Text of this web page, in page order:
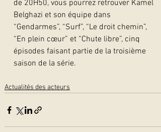
de 20H50, vous pourrez retrouver Kamel
Belghazi et son équipe dans
“Gendarmes”, “Surf”, “Le droit chemin”,
“En plein cœur” et “Chute libre”, cinq
épisodes faisant partie de la troisième
saison de la série.
Actualités des acteurs